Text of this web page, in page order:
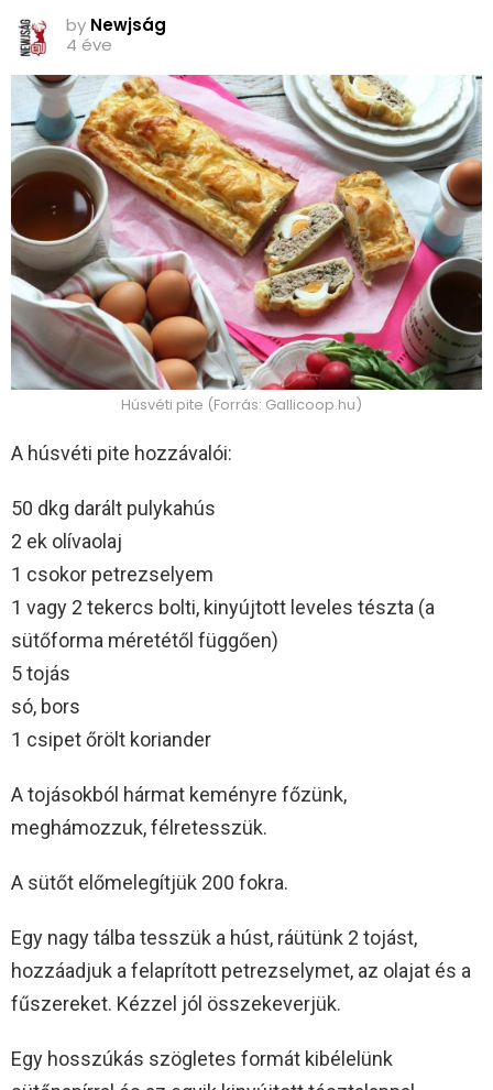
by Newjság
4 éve
Húsvéti pite (Forrás: Gallicoop.hu)
A húsvéti pite hozzávalói:
50 dkg darált pulykahús
2 ek olívaolaj
1 csokor petrezselyem
1 vagy 2 tekercs bolti, kinyújtott leveles tészta (a
sütőforma méretétől függően)
5 tojás
só, bors
1 csipet őrölt koriander
A tojásokból hármat keményre főzünk,
meghámozzuk, félretesszük.
A sütőt előmelegítjük 200 fokra.
Egy nagy tálba tesszük a húst, ráütünk 2 tojást,
hozzáadjuk a felaprított petrezselymet, az olajat és a
fűszereket. Kézzel jól összekeverjük.
Egy hosszúkás szögletes formát kibélelünk